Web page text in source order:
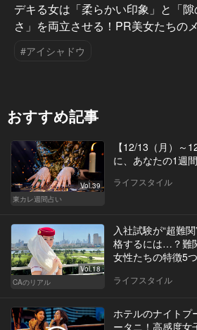
デキる女は「柔らかい印象」と「隙
さ」を両立させる！PR美女たちの
#アイシャドウ
おすすめ記事
Vol.39
東カレ週間占い
【12/13（月）～
に、あなたの1週
ライフスタイル
Vol.18
CAのリアル
入社試験が“超難
格するには…？難
女性たちの特徴5つ
ライフスタイル
ホテルのナイトプ
ータニ！高感度女